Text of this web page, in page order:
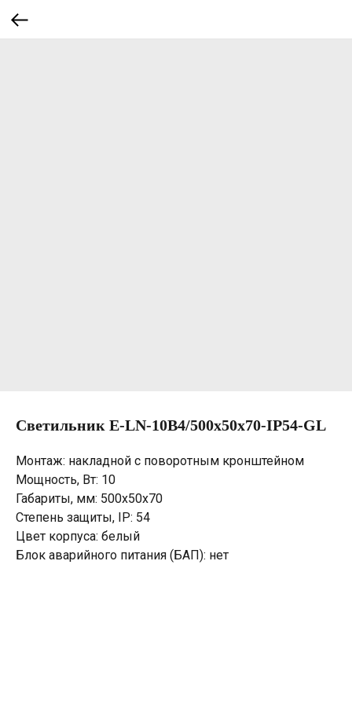
Светильник E-LN-10B4/500х50х70-IP54-GL
Монтаж: накладной с поворотным кронштейном
Мощность, Вт: 10
Габариты, мм: 500х50х70
Степень защиты, IP: 54
Цвет корпуса: белый
Блок аварийного питания (БАП): нет